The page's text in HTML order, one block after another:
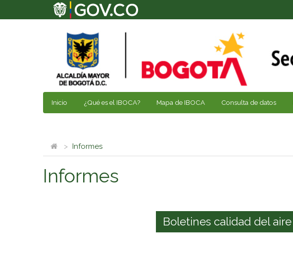
Inicio ¿Qué es el IBOCA? Mapa de IBOCA Consulta de datos
Informes
Informes
Boletines calidad del aire